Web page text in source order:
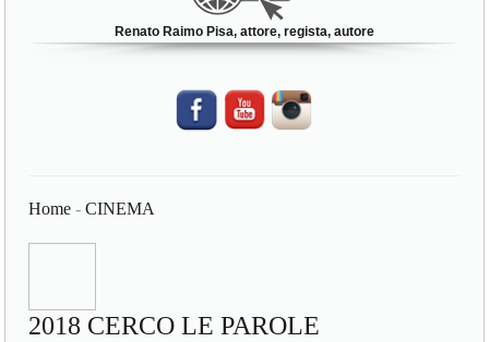
Renato Raimo Pisa, attore, regista, autore
Home -CINEMA
2018 CERCO LE PAROLE